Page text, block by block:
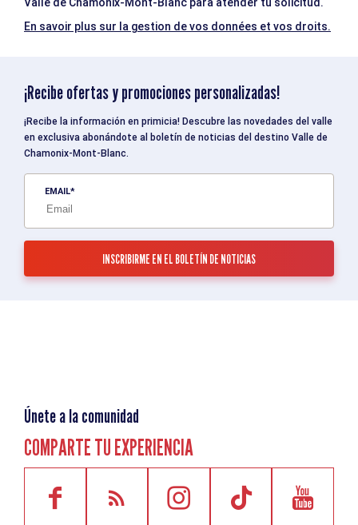
En savoir plus sur la gestion de vos données et vos droits.
¡Recibe ofertas y promociones personalizadas!
¡Recibe la información en primicia! Descubre las novedades del valle
en exclusiva abonándote al boletín de noticias del destino Valle de
Chamonix-Mont-Blanc.
EMAIL
Únete a la comunidad
COMPARTE TU EXPERIENCIA